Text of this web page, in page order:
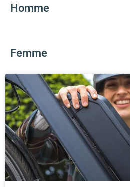
Homme
Femme